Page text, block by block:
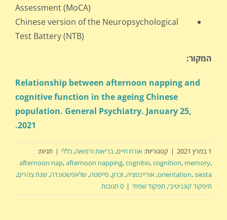
Assessment (MoCA)
Chinese version of the Neuropsychological
Test Battery (NTB)
המקור:
Relationship between afternoon napping and
cognitive function in the ageing Chinese
population. General Psychiatry. January 25,
2021
.
1 במרץ 2021 | קטגוריות: אורח חיים, בריאות ורפואה, כללי | תגיות:
afternoon nap,afternoon napping,cognitio,cognition, memory,
orientation,siesta
, אוריינטציה,זכרון, סייסטה, שלאפשטונדה, שנת צהרים,
תיפקוד קוגניטיבי, תפקוד שפתי | 0 תגובות